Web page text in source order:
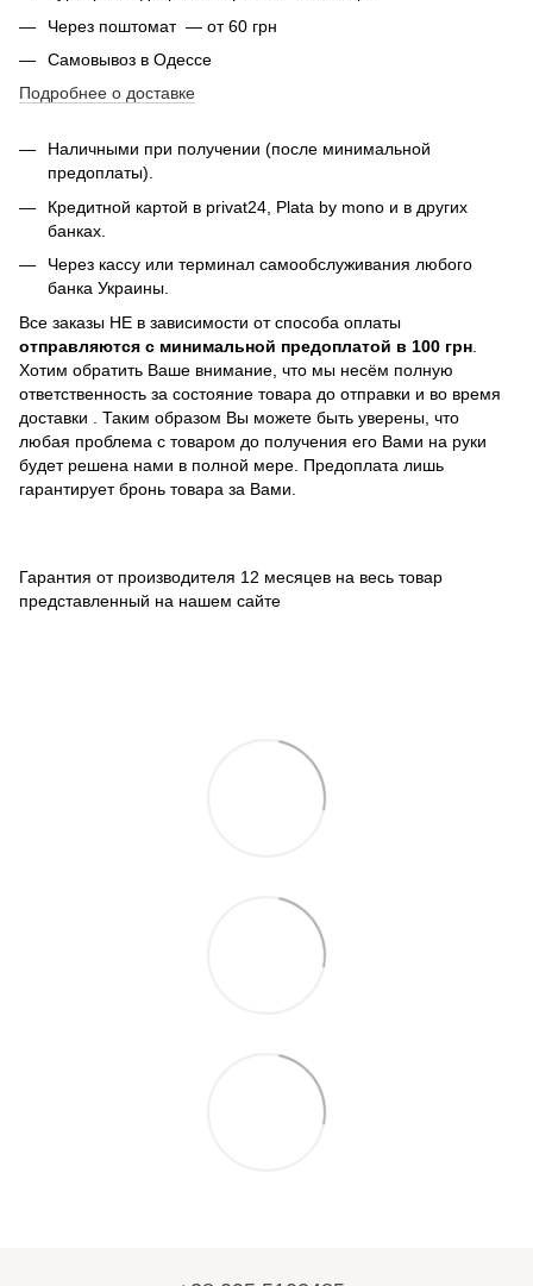
Через поштомат — от 60 грн
Самовывоз в Одессе
Подробнее о доставке
Наличными при получении (после минимальной
предоплаты).
Кредитной картой в privat24, Plata by mono и в других
банках
Через кассу или терминал самообслуживания любого
банка Украины.
Все заказы НЕ в зависимости от способа оплаты
отправляются с минимальной предоплатой в 100 грн
Хотим обратить Ваше внимание, что мы несём полную
ответственность за состояние товара до отправки и во время
доставки . Таким образом Вы можете быть уверены, что
любая проблема с товаром до получения его Вами на руки
будет решена нами в полной мере. Предоплата лишь
гарантирует бронь товара за Вами.
Гарантия от производителя 12 месяцев на весь товар
представленный на нашем сайте